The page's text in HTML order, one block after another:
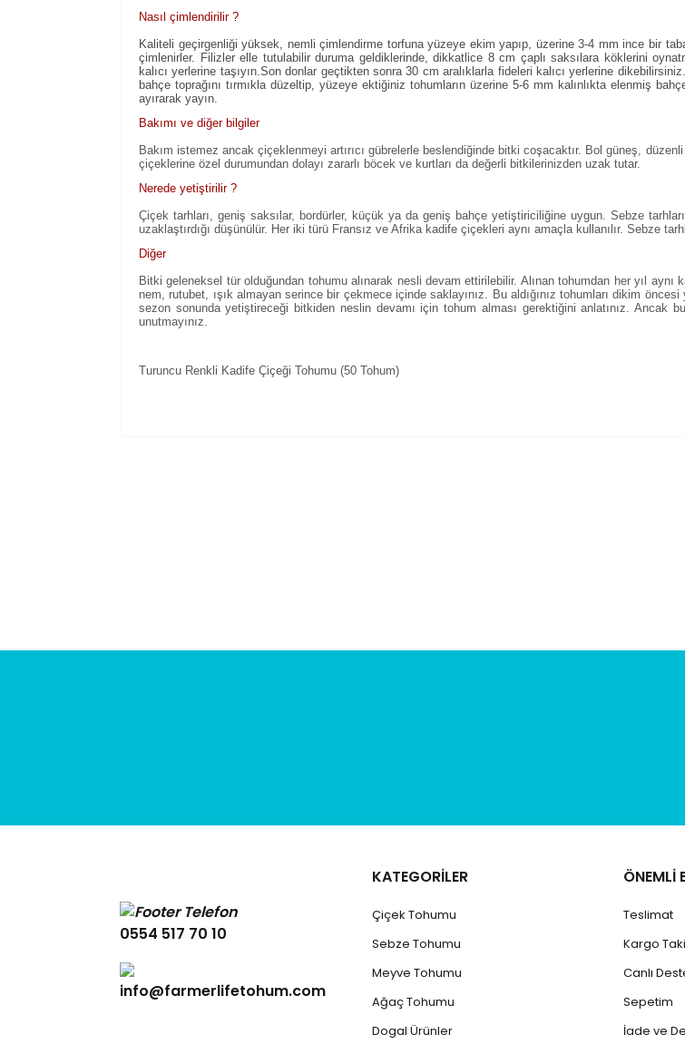
Nasıl çimlendirilir ?
Kaliteli geçirgenliği yüksek, nemli çimlendirme torfuna yüzeye ekim yapıp, üzerine 3-4 mm ince bir
çimlenirler. Filizler elle tutulabilir duruma geldiklerinde, dikkatlice 8 cm çaplı saksılara köklerini
kalıcı yerlerine taşıyın.Son donlar geçtikten sonra 30 cm aralıklarla fideleri kalıcı yerlerine
bahçe toprağını tırmıkla düzeltip, yüzeye ektiğiniz tohumların üzerine 5-6 mm kalınlıkta elenmiş
ayırarak yayın.
Bakımı ve diğer bilgiler
Bakım istemez ancak çiçeklenmeyi artırıcı gübrelerle beslendiğinde bitki coşacaktır. Bol güneş,
çiçeklerine özel durumundan dolayı zararlı böcek ve kurtları da değerli bitkilerinizden uzak tutar.
Nerede yetiştirilir ?
Çiçek tarhları, geniş saksılar, bordürler, küçük ya da geniş bahçe yetiştiriciliğine uygun. Sebze
uzaklaştırdığı düşünülür. Her iki türü Fransız ve Afrika kadife çiçekleri aynı amaçla kullanılır. Sebze
Diğer
Bitki geleneksel tür olduğundan tohumu alınarak nesli devam ettirilebilir. Alınan tohumdan her yıl aynı
nem, rutubet, ışık almayan serince bir çekmece içinde saklayınız. Bu aldığınız tohumları dikim
sezon sonunda yetiştireceği bitkiden neslin devamı için tohum alması gerektiğini anlatınız. Ancak
unutmayınız.
Turuncu Renkli Kadife Çiçeği Tohumu (50 Tohum)
0554 517 70 10
info@farmerlifetohum.com
KATEGORİLER
Çiçek Tohumu
Sebze Tohumu
Meyve Tohumu
Ağaç Tohumu
Dogal Ürünler
ÖNEMLİ
Teslimat
Kargo
Canlı
Sepetim
İade ve